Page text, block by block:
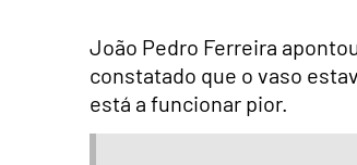
João Pedro Ferreira
constatado que o vaso
está a funcionar pior.